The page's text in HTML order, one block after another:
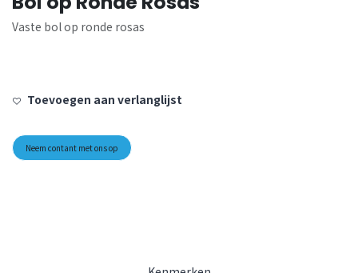
Vaste bol op ronde rosas
Toevoegen aan verlanglijst
Neem contant met ons op